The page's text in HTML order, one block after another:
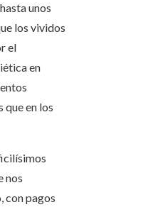
unos
los vividos
el
en
que en los
nos
con pagos